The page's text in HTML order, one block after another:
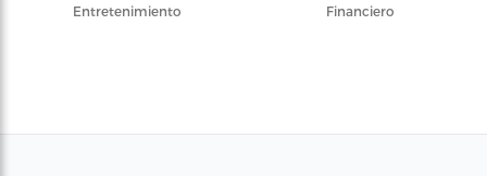
Entretenimiento
Financiero